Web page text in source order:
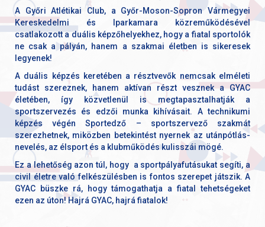
A Győri Atlétikai Club, a Győr-Moson-Sopron Vármegyei
Kereskedelmi és Iparkamara közreműködésével
csatlakozott a duális képzőhelyekhez, hogy a fiatal sportolók
ne csak a pályán, hanem a szakmai életben is sikeresek
legyenek!
A duális képzés keretében a résztvevők nemcsak elméleti
tudást szereznek, hanem aktívan részt vesznek a GYAC
életében, így közvetlenül is megtapasztalhatják a
sportszervezés és edzői munka kihívásait. A technikumi
képzés végén Sportedző – sportszervező szakmát
szerezhetnek, miközben betekintést nyernek az utánpótlás-
nevelés, az élsport és a klubműködés kulisszái mögé.
Ez a lehetőség azon túl, hogy a sportpályafutásukat segíti, a
civil életre való felkészülésben is fontos szerepet játszik. A
GYAC büszke rá, hogy támogathatja a fiatal tehetségeket
ezen az úton! Hajrá GYAC, hajrá fiatalok!